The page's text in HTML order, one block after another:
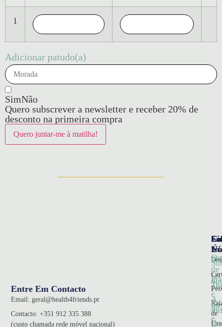
1
Adicionar patudo(a)
SimNão
Quero subscrever a newsletter e receber 20% de
desconto na primeira compra
Entre Em Contacto
Email: geral@health4friends.pt
Contacto:+351 912 335 388
(custo chamada rede móvel nacional)
Os
A
de
de
e
e